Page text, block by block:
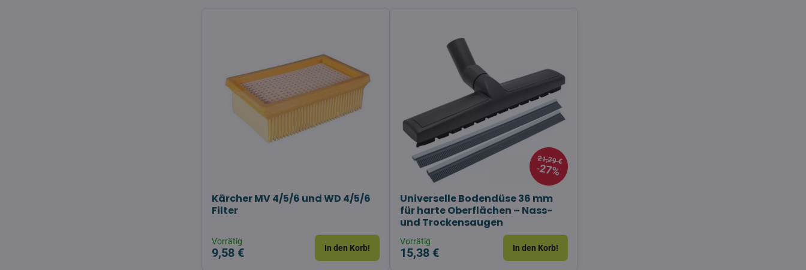
Kärcher MV 4/5/6 und WD 4/5/6
Filter
Vorrätig
9,58 € In den Korb!
21,29 €
27%
Universelle Bodendüse 36 mm
für harte Oberflächen – Nass-
und Trockensaugen
Vorrätig
15,38 € In den Korb!